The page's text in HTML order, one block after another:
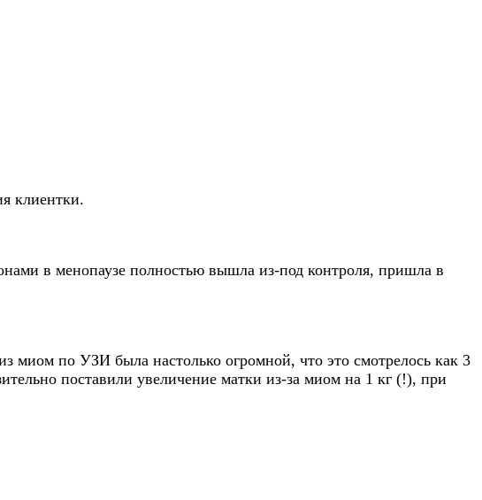
клиентки.
в менопаузе полностью вышла из-под контроля, пришла в
миом по УЗИ была настолько огромной, что это смотрелось как 3
поставили увеличение матки из-за миом на 1 кг (!), при